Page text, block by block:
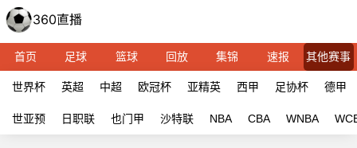
首页 足球 篮球 回放 集锦 速报 其他赛事
世界杯 英超 中超 欧冠杯 亚精英 西甲 足协杯 德甲
世亚预 日职联 也门甲 沙特联 NBA CBA WNBA